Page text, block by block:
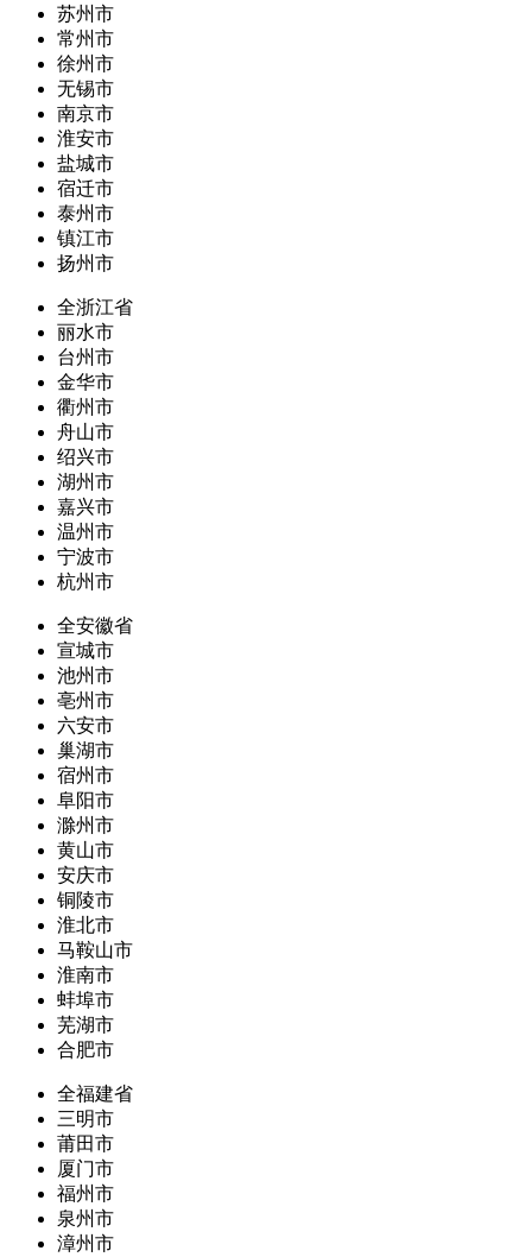
苏州市
常州市
徐州市
无锡市
南京市
淮安市
盐城市
宿迁市
泰州市
镇江市
扬州市
全浙江省
丽水市
台州市
金华市
衢州市
舟山市
绍兴市
湖州市
嘉兴市
温州市
宁波市
杭州市
全安徽省
宣城市
池州市
亳州市
六安市
巢湖市
宿州市
阜阳市
滁州市
黄山市
安庆市
铜陵市
淮北市
马鞍山市
淮南市
蚌埠市
芜湖市
合肥市
全福建省
三明市
莆田市
厦门市
福州市
泉州市
漳州市